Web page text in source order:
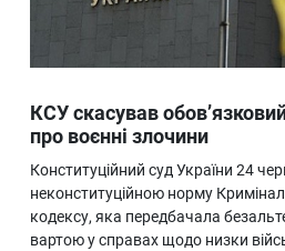
КСУ скасував
про воєнні злочини
Конституційний суд України 24
неконституційною норму
кодексу, яка передбачала
вартою у справах щодо низки